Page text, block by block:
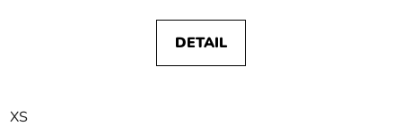
DETAIL
XS